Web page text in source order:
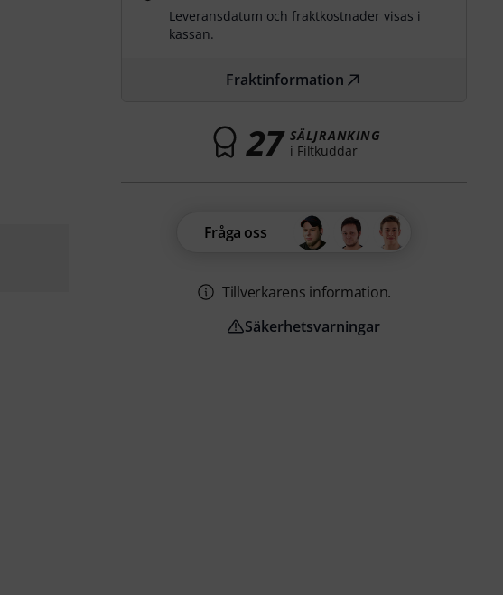
Leveransdatum och fraktkostnader visas i
kassan.
Fraktinformation
27 SÄLJRANKING
i Filtkuddar
Fråga oss
Tillverkarens information.
Säkerhetsvarningar